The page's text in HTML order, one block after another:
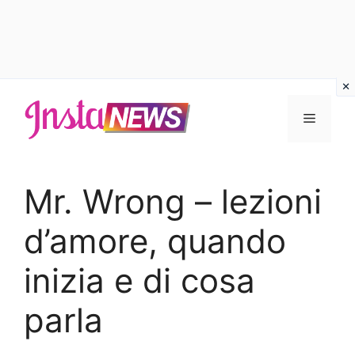
contenuto
Menu
Mr. Wrong – lezioni
d’amore, quando
inizia e di cosa
parla